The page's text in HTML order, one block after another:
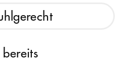
bereits